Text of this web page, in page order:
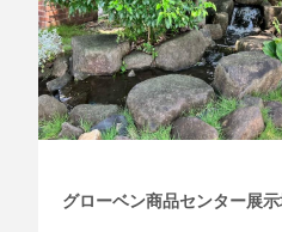
グローベン商品センター展